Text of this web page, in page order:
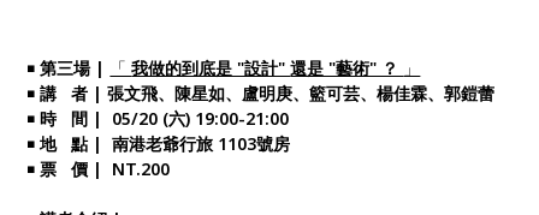
￭ 第三場 | 「我做的到底是 "設計"還是 "藝術" ？
」
￭ 講 者 | 張文飛、陳星如、盧明庚、籃可芸、楊佳霖、郭鎧蕾
￭ 時 間 | 05/20 (六) 19:00-21:00
￭ 地 點 | 南港老爺行旅 1103號房
￭ 票 價 | NT.200